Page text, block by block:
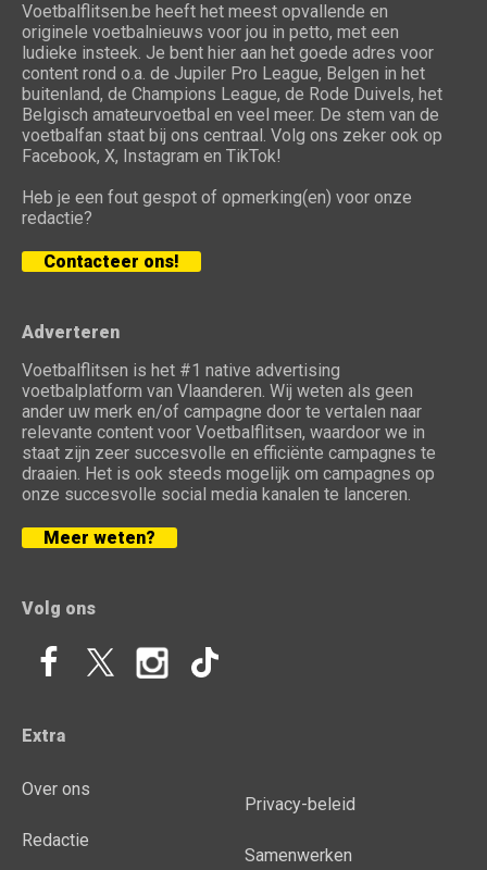
Voetbalflitsen.be heeft het meest opvallende en
originele voetbalnieuws voor jou in petto, met een
ludieke insteek. Je bent hier aan het goede adres voor
content rond o.a. de Jupiler Pro League, Belgen in het
buitenland, de Champions League, de Rode Duivels, het
Belgisch amateurvoetbal en veel meer. De stem van de
voetbalfan staat bij ons centraal. Volg ons zeker ook op
Facebook, X, Instagram en TikTok!
Heb je een fout gespot of opmerking(en) voor onze
redactie?
Contacteer ons!
Adverteren
Voetbalflitsen is het #1 native advertising
voetbalplatform van Vlaanderen. Wij weten als geen
ander uw merk en/of campagne door te vertalen naar
relevante content voor Voetbalflitsen, waardoor we in
staat zijn zeer succesvolle en efficiënte campagnes te
draaien. Het is ook steeds mogelijk om campagnes op
onze succesvolle social media kanalen te lanceren.
Meer weten?
Volg ons
Extra
Over ons
Redactie
Privacy-beleid
Samenwerken